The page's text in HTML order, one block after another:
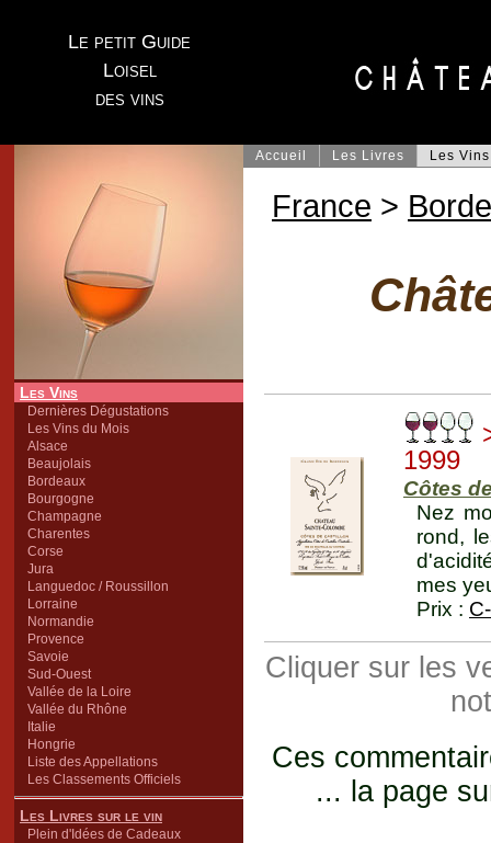
Le petit Guide
Loisel
des vins
Les Vins
Dernières Dégustations
Les Vins du Mois
Alsace
Beaujolais
Bordeaux
Bourgogne
Champagne
Charentes
Corse
Jura
Languedoc / Roussillon
Lorraine
Normandie
Provence
Savoie
Sud-Ouest
Vallée de la Loire
Vallée du Rhône
Italie
Hongrie
Liste des Appellations
Les Classements Officiels
Les Livres sur le vin
Plein d'Idées de Cadeaux
Accueil Les Livres Les Vins
France >
1999
Côtes
Nez
rond,
mes
Prix : C-
Cliquer sur les
Ces
... la page